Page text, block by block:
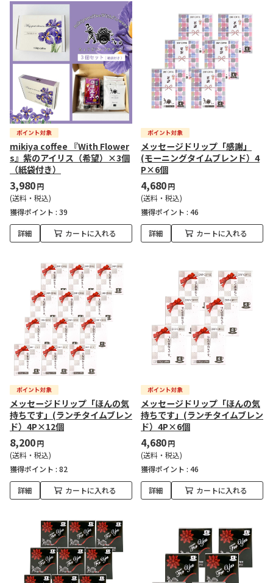
mikiya coffee 『With Flower
s』紫のアイリス（希望）×3個
（紙袋付き）
3,980円
(送料・税込)
獲得ポイント : 39
詳細 カートに入れる
メッセージドリップ「感謝」
(モーニングタイムブレンド）4
P×6個
4,680円
(送料・税込)
獲得ポイント : 46
詳細 カートに入れる
メッセージドリップ「ほんの気
持ちです」(ランチタイムブレン
ド）4P×12個
8,200円
(送料・税込)
獲得ポイント : 82
詳細 カートに入れる
メッセージドリップ「ほんの気
持ちです」(ランチタイムブレン
ド）4P×6個
4,680円
(送料・税込)
獲得ポイント : 46
詳細 カートに入れる